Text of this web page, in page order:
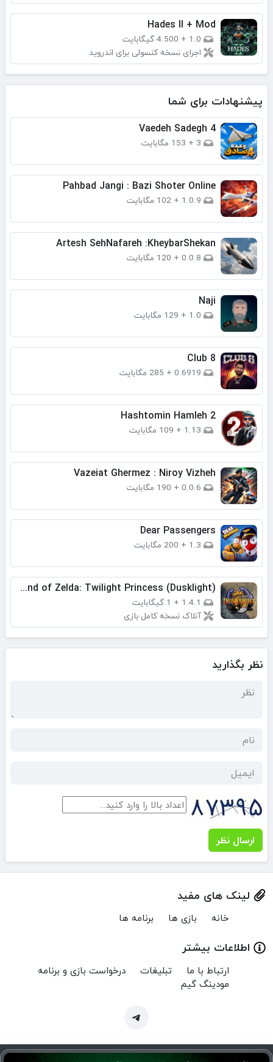
Hades II + Mod
1.0
+ 4.500 گیگابایت
اجرای نسخه کنسولی برای اندروید
پیشنهادات برای شما
Vaedeh Sadegh 4
3
+ 153 مگابایت
Pahbad Jangi : Bazi Shoter Online
1.0.9
+ 102 مگابایت
Artesh SehNafareh :KheybarShekan
0.0.8
+ 120 مگابایت
Naji
1.0
+ 129 مگابایت
Club 8
0.6919
+ 285 مگابایت
Hashtomin Hamleh 2
1.13
+ 109 مگابایت
Vazeiat Ghermez : Niroy Vizheh
0.0.6
+ 190 مگابایت
Dear Passengers
1.3
+ 200 مگابایت
​The Legend of Zelda: Twilight Princess (Dusklight)
1.4.1
+ 1 گیگابایت
آنلاک نسخه کامل بازی
نظر بگذارید
ارسال نظر
لینک های مفید
خانه بازی ها برنامه ها
اطلاعات بیشتر
ارتباط با ما تبلیغات
درخواست بازی و برنامه
مودینگ گیم